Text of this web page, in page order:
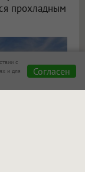
прохладным
с
и для
Согласен